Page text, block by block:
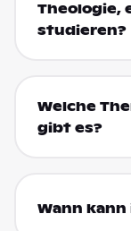
Theologie,
studieren?
Welche
gibt es?
Wann